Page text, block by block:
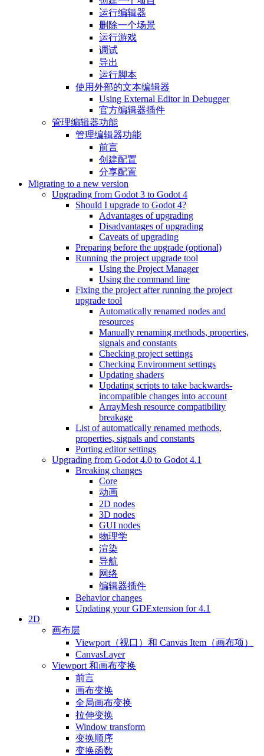
运行编辑器
删除一个场景
运行游戏
调试
导出
运行脚本
使用外部的文本编辑器
Using External Editor in Debugger
官方编辑器插件
管理编辑器功能
管理编辑器功能
前言
创建配置
分享配置
Migrating to a new version
Upgrading from Godot 3 to Godot 4
Should I upgrade to Godot 4?
Advantages of upgrading
Disadvantages of upgrading
Caveats of upgrading
Preparing before the upgrade (optional)
Running the project upgrade tool
Using the Project Manager
Using the command line
Fixing the project after running the project
upgrade tool
Automatically renamed nodes and
resources
Manually renaming methods, properties,
signals and constants
Checking project settings
Checking Environment settings
Updating shaders
Updating scripts to take backwards-
incompatible changes into account
ArrayMesh resource compatibility
breakage
List of automatically renamed methods,
properties, signals and constants
Porting editor settings
Upgrading from Godot 4.0 to Godot 4.1
Breaking changes
Core
动画
2D nodes
3D nodes
GUI nodes
物理学
渲染
导航
网络
编辑器插件
Behavior changes
Updating your GDExtension for 4.1
2D
画布层
Viewport（视口）和 Canvas Item（画布项）
CanvasLayer
Viewport 和画布变换
前言
画布变换
全局画布变换
拉伸变换
Window transform
变换顺序
变换函数